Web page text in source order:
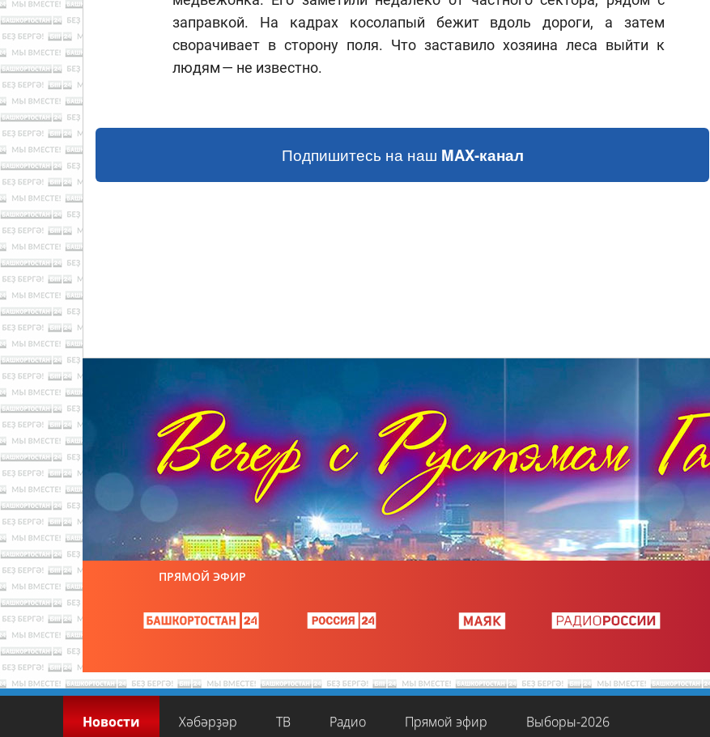
заправкой. На кадрах косолапый бежит вдоль дороги, а затем
сворачивает в сторону поля. Что заставило хозяина леса выйти к
людям — не известно.
Подпишитесь на наш MAX-канал
ПРЯМОЙ ЭФИР
Новости Хәбәрҙәр ТВ Радио Прямой эфир Выборы-2026